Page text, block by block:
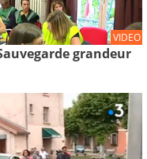
VIDEO
grandeur